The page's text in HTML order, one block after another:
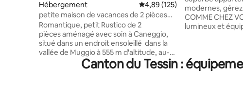
Hébergement Évaluation moyenne sur la
4,89 (125)
petite maison de vacances de 2 pièces
/Rustico
Romantique, petit Rustico de 2
pièces aménagé avec soin à Caneggio,
situé dans un endroit ensoleillé dans la
vallée de Muggio à 555 m d'altitude, au-
dessus de Mendrisio. Superbe région de
modernes, gérez
COMME CHEZ
lumineux et
quelques pas du
les sites
Canton du Tessin :